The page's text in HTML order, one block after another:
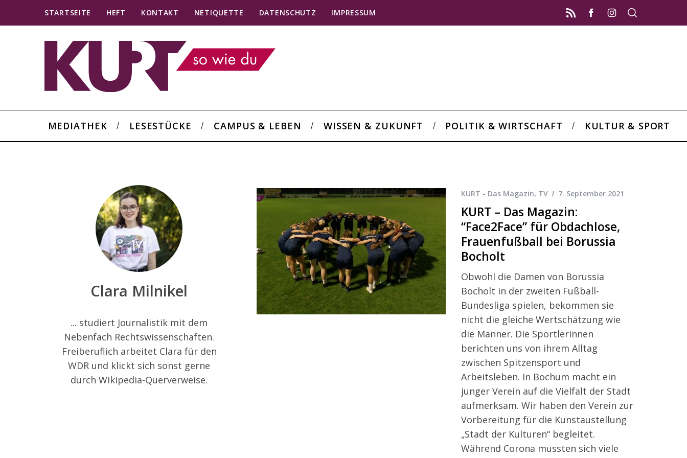
STARTSEITE HEFT KONTAKT NETIQUETTE DATENSCHUTZ IMPRESSUM
MEDIATHEK LESESTÜCKE CAMPUS & LEBEN WISSEN & ZUKUNFT POLITIK & WIRTSCHAFT KULTUR & SPORT
Clara Milnikel
... studiert Journalistik mit dem
Nebenfach Rechtswissenschaften.
Freiberuflich arbeitet Clara für den
WDR und klickt sich sonst gerne
durch Wikipedia-Querverweise.
KURT - Das Magazin, TV 7. September 2021
KURT – Das Magazin:
“Face2Face” für Obdachlose,
Frauenfußball bei Borussia
Bocholt
Obwohl die Damen von Borussia
Bocholt in der zweiten Fußball-
Bundesliga spielen, bekommen sie
nicht die gleiche Wertschätzung wie
die Männer. Die Sportlerinnen
berichten uns von ihrem Alltag
zwischen Spitzensport und
Arbeitsleben. In Bochum macht ein
junger Verein auf die Vielfalt der Stadt
aufmerksam. Wir haben den Verein zur
Vorbereitung für die Kunstaustellung
„Stadt der Kulturen“ begleitet.
Während Corona mussten sich viele
e
c
h
f
o
r
: